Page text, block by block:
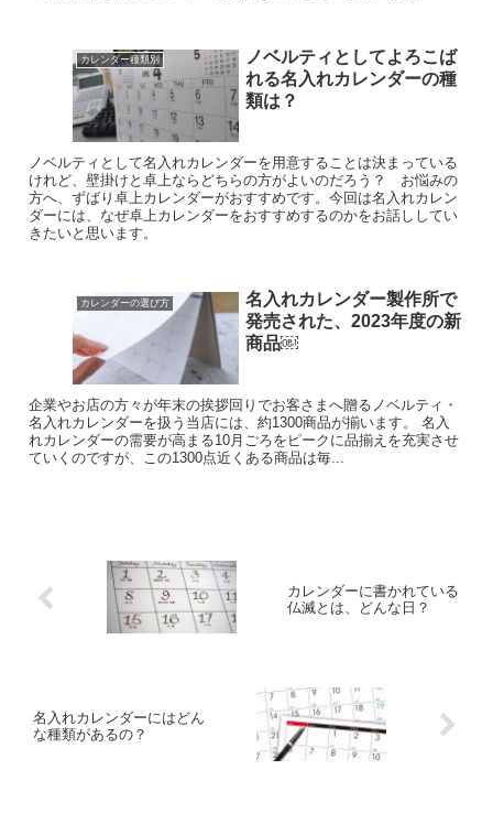
カレンダー種類別
ノベルティとしてよろこば
れる名入れカレンダーの種
類は？
ノベルティとして名入れカレンダーを用意することは決まっている
けれど、壁掛けと卓上ならどちらの方がよいのだろう？ お悩みの
方へ、ずばり卓上カレンダーがおすすめです。今回は名入れカレン
ダーには、なぜ卓上カレンダーをおすすめするのかをお話ししてい
きたいと思います。
カレンダーの選び方
名入れカレンダー製作所で
発売された、2023年度の新
商品￼
企業やお店の方々が年末の挨拶回りでお客さまへ贈るノベルティ・
名入れカレンダーを扱う当店には、約1300商品が揃います。 名入
れカレンダーの需要が高まる10月ごろをピークに品揃えを充実させ
ていくのですが、この1300点近くある商品は毎...
カレンダーに書かれている
仏滅とは、どんな日？
名入れカレンダーにはどん
な種類があるの？